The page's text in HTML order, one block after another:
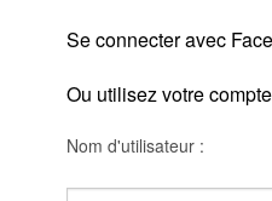
Se connecter avec
Ou utilisez votre
Nom d'utilisateur :